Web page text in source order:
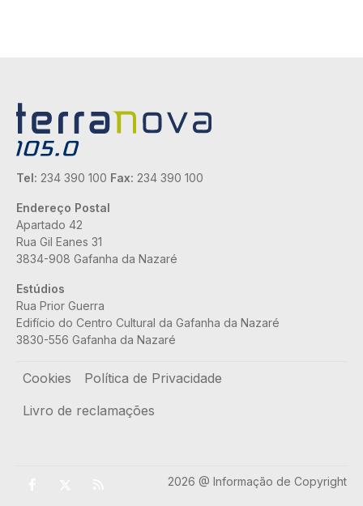
Tel: 234 390 100 Fax: 234 390 100
Endereço Postal
Apartado 42
Rua Gil Eanes 31
3834-908 Gafanha da Nazaré
Estúdios
Rua Prior Guerra
Edifício do Centro Cultural da Gafanha da Nazaré
3830-556 Gafanha da Nazaré
Rodapé
Cookies
Política de Privacidade
Livro de reclamações
2026 @ Informação de Copyright